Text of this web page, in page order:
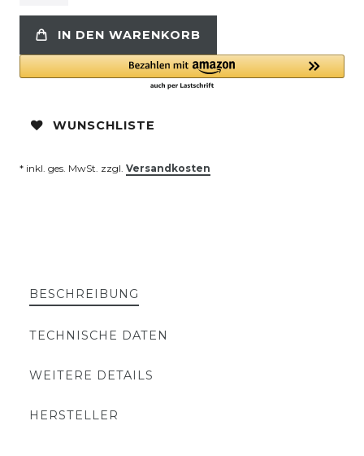
IN DEN WARENKORB
WUNSCHLISTE
* inkl. ges. MwSt. zzgl. Versandkosten
BESCHREIBUNG
TECHNISCHE DATEN
WEITERE DETAILS
HERSTELLER